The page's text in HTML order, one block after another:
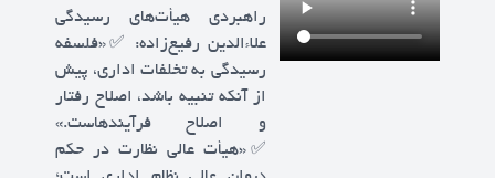
راهبردی هیأت‌های رسیدگی
علاءالدین رفیع‌زاده: ✅️«فلسفه
رسیدگی به تخلفات اداری، پیش
از آنکه تنبیه باشد، اصلاح رفتار
و اصلاح فرآیندهاست.»
✅️«هیأت عالی نظارت در حکم